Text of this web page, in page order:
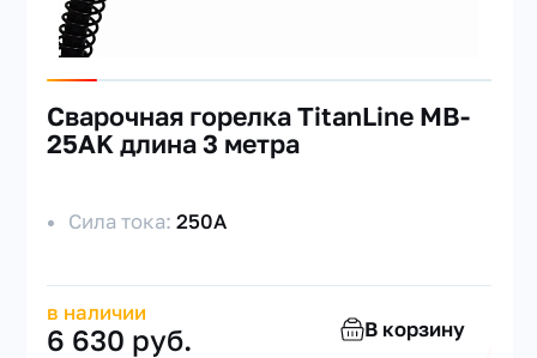
Сварочная горелка TitanLine MB-
25AK длина 3 метра
Сила тока:250А
в наличии
6 630 руб. В корзину